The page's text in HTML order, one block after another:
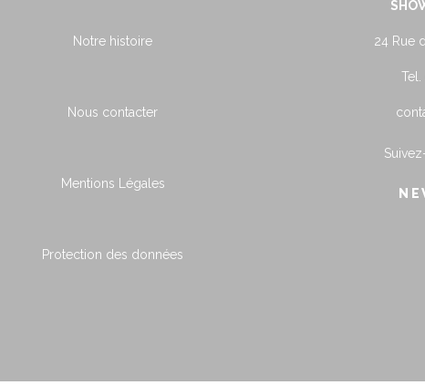
Notre histoire
Nous contacter
Mentions Légales
Protection des données
24 Rue